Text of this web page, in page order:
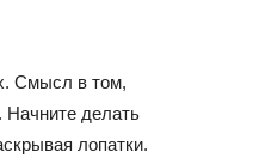
Смысл в том,
Начните делать
лопатки.